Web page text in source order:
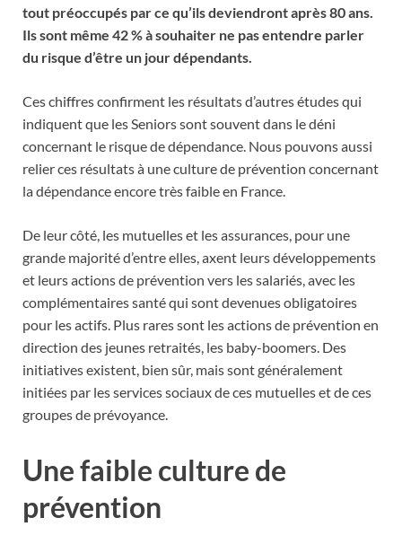
tout préoccupés par ce qu’ils deviendront après 80 ans.
Ils sont même 42 % à souhaiter ne pas entendre parler
du risque d’être un jour dépendants.
Ces chiffres confirment les résultats d’autres études qui
indiquent que les Seniors sont souvent dans le déni
concernant le risque de dépendance. Nous pouvons aussi
relier ces résultats à une culture de prévention concernant
la dépendance encore très faible en France.
De leur côté, les mutuelles et les assurances, pour une
grande majorité d’entre elles, axent leurs développements
et leurs actions de prévention vers les salariés, avec les
complémentaires santé qui sont devenues obligatoires
pour les actifs. Plus rares sont les actions de prévention en
direction des jeunes retraités, les baby-boomers. Des
initiatives existent, bien sûr, mais sont généralement
initiées par les services sociaux de ces mutuelles et de ces
groupes de prévoyance.
Une faible culture de
prévention